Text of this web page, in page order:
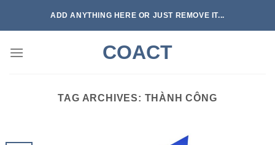
ADD ANYTHING HERE OR JUST REMOVE IT...
COACT
TAG ARCHIVES: THÀNH CÔNG